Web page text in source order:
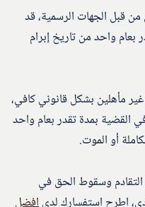
قبل الجهات الرسمية، قد
واحد من تاريخ إبرام
مأهلين بشكل قانوني كافي،
بمدة تقدر بعام واحد
أو الموت.
وسقوط الحق في